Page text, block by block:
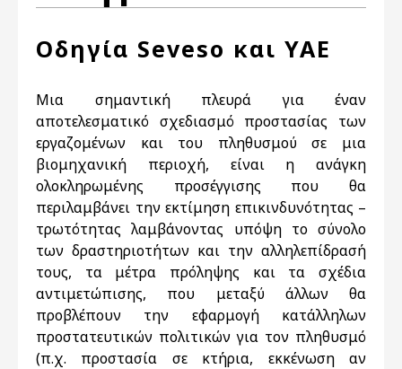
Οδηγία Seveso και ΥΑΕ
Μια σημαντική πλευρά για έναν
αποτελεσματικό σχεδιασμό προστασίας των
εργαζομένων και του πληθυσμού σε μια
βιομηχανική περιοχή, είναι η ανάγκη
ολοκληρωμένης προσέγγισης που θα
περιλαμβάνει την εκτίμηση επικινδυνότητας –
τρωτότητας λαμβάνοντας υπόψη το σύνολο
των δραστηριοτήτων και την αλληλεπίδρασή
τους, τα μέτρα πρόληψης και τα σχέδια
αντιμετώπισης, που μεταξύ άλλων θα
προβλέπουν την εφαρμογή κατάλληλων
προστατευτικών πολιτικών για τον πληθυσμό
(π.χ. προστασία σε κτήρια, εκκένωση αν